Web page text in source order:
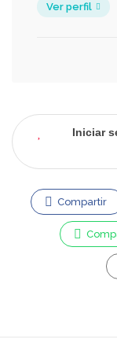
Ver perfil
Iniciar
Compartir